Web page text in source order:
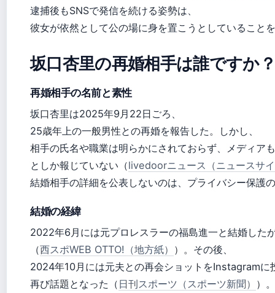
逮捕後もSNSで発信を続ける姿勢は、
彼女が依然として公の場に身を置こうとしていること
坂口杏里の再婚相手は誰ですか？
再婚相手の名前と素性
坂口杏里は2025年9月22日ごろ、
25歳年上の一般男性との再婚を報告した。しかし、
相手の氏名や職業は明らかにされておらず、メディア
としか報じていない（livedoorニュース（ニュースサ
結婚相手の詳細を公表しないのは、プライバシー保護
結婚の経緯
2022年6月には元プロレスラーの福島進一と結婚した
（西スポWEB OTTO!（地方紙） ）。その後、
2024年10月には元夫との再会ショットをInstagramに
再び話題となった（ 日刊スポーツ（スポーツ新聞） ）。